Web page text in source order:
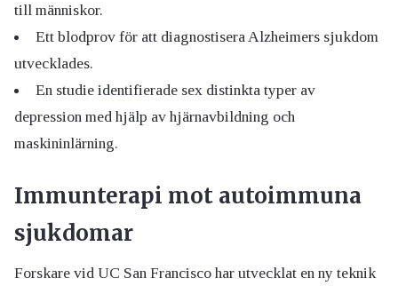
till människor.
Ett blodprov för att diagnostisera Alzheimers sjukdom
utvecklades.
En studie identifierade sex distinkta typer av
depression med hjälp av hjärnavbildning och
maskininlärning.
Immunterapi mot autoimmuna
sjukdomar
Forskare vid UC San Francisco har utvecklat en ny teknik